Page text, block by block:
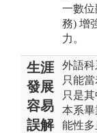
一數位
務) 增
力。
生涯
發展
容易
誤解
外語
只能
只是
本系
能性